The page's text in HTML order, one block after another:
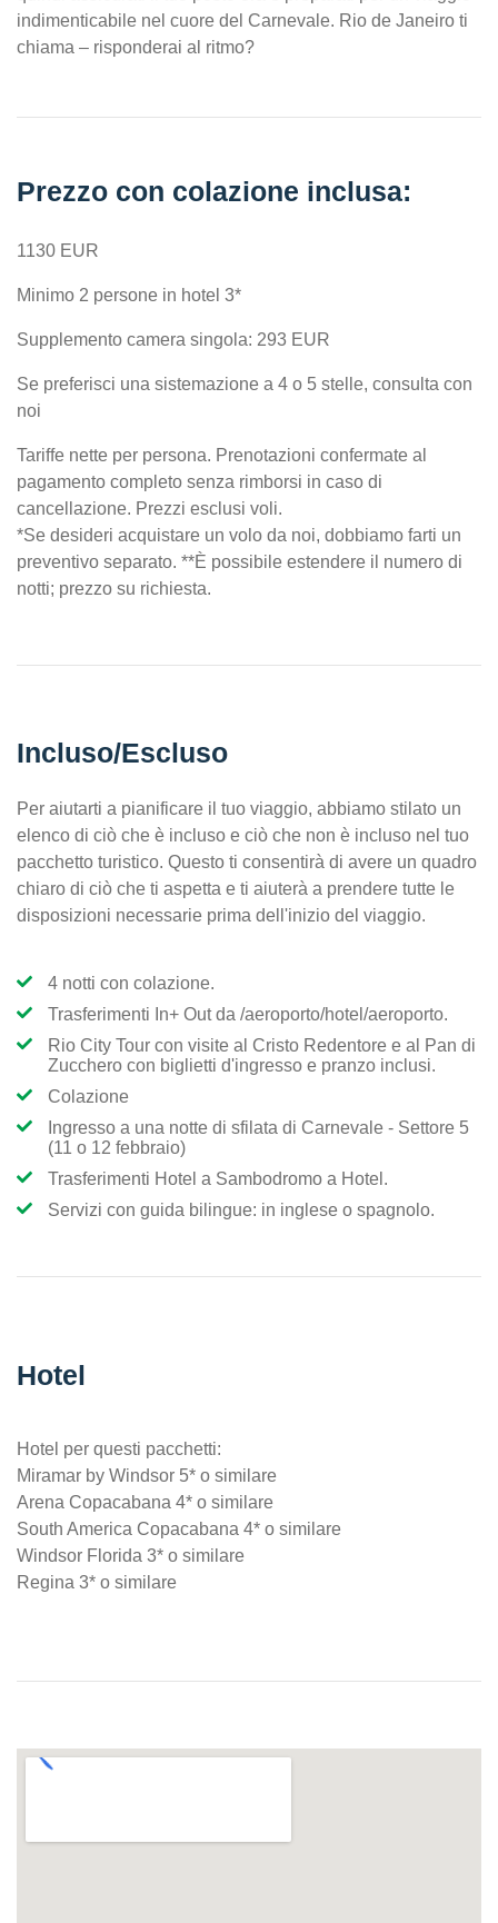
indimenticabile nel cuore del Carnevale. Rio de Janeiro ti
chiama – risponderai al ritmo?
Prezzo con colazione inclusa:
1130 EUR
Minimo 2 persone in hotel 3*
Supplemento camera singola: 293 EUR
Se preferisci una sistemazione a 4 o 5 stelle, consulta con
noi
Tariffe nette per persona. Prenotazioni confermate al
pagamento completo senza rimborsi in caso di
cancellazione. Prezzi esclusi voli.
*Se desideri acquistare un volo da noi, dobbiamo farti un
preventivo separato. **È possibile estendere il numero di
notti; prezzo su richiesta.
Incluso/Escluso
Per aiutarti a pianificare il tuo viaggio, abbiamo stilato un
elenco di ciò che è incluso e ciò che non è incluso nel tuo
pacchetto turistico. Questo ti consentirà di avere un quadro
chiaro di ciò che ti aspetta e ti aiuterà a prendere tutte le
disposizioni necessarie prima dell'inizio del viaggio.
4 notti con colazione.
Trasferimenti In+ Out da /aeroporto/hotel/aeroporto.
Rio City Tour con visite al Cristo Redentore e al Pan di
Zucchero con biglietti d'ingresso e pranzo inclusi.
Colazione
Ingresso a una notte di sfilata di Carnevale - Settore 5
(11 o 12 febbraio)
Trasferimenti Hotel a Sambodromo a Hotel.
Servizi con guida bilingue: in inglese o spagnolo.
Hotel
Hotel per questi pacchetti:
Miramar by Windsor 5* o similare
Arena Copacabana 4* o similare
South America Copacabana 4* o similare
Windsor Florida 3* o similare
Regina 3* o similare